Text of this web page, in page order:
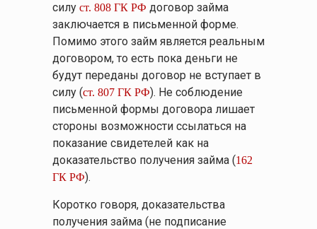
силу ст. 808 ГК РФ договор займа
заключается в письменной форме.
Помимо этого займ является реальным
договором, то есть пока деньги не
будут переданы договор не вступает в
силу (ст. 807 ГК РФ). Не соблюдение
письменной формы договора лишает
стороны возможности ссылаться на
показание свидетелей как на
доказательство получения займа (162
ГК РФ).
Коротко говоря, доказательства
получения займа (не подписание